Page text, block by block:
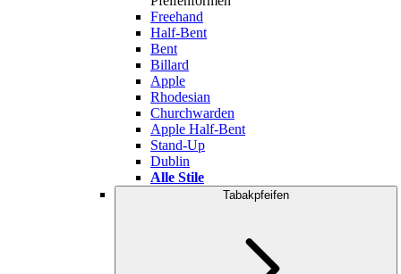
Freehand
Half-Bent
Bent
Billard
Apple
Rhodesian
Churchwarden
Apple Half-Bent
Stand-Up
Dublin
Alle Stile
Tabakpfeifen